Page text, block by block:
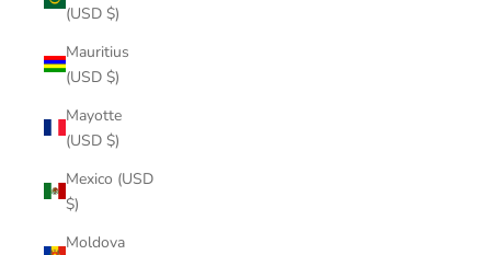
(USD $)
Mauritius
(USD $)
Mayotte
(USD $)
Mexico (USD
$)
Moldova